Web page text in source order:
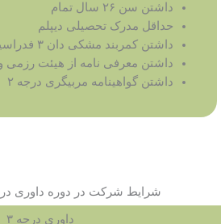
داشتن سن ۲۶ سال تمام
حداقل مدرک تحصیلی دیپلم
داشتن کمربند مشکی دان ۳ فدراسیونی
داشتن معرفی نامه از هیئت رزمی
داشتن گواهینامه مربیگری درجه ۲
شرایط شرکت در دوره داوری
داوری درجه ۳